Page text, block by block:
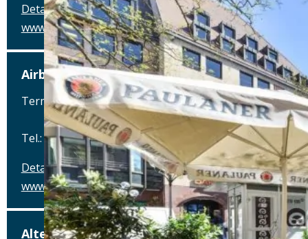
Details
www.pillhofer.net
Airbräu am Flughafen München
Terminalstraße Mitte 18, 85356 München-Flughafen
Tel.: Tel.: 089 - 97593111
Details
www.airbraeu.de
Alte Brauerei Mertingen